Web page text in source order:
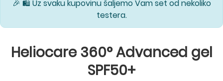
🎉 🛍️ Uz svaku kupovinu šaljemo Vam set od nekoliko
testera.
Heliocare 360° Advanced gel
SPF50+